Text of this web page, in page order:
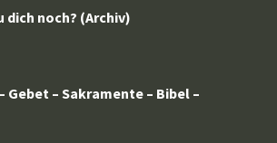
dich noch? (Archiv)
– Sakramente – Bibel –